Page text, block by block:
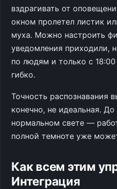
вздрагивать от
окном пролетел листик
муха. Можно настроить
уведомления приходили,
по людям и только с
гибко.
Точность распознавания
конечно, не идеальная.
нормальном свете —
полной темноте уже
Как всем этим
Интеграция